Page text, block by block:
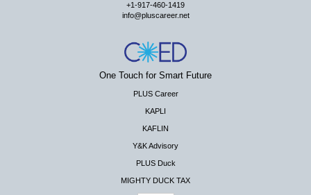
+1-917-460-1419
info@pluscareer.net
One Touch for Smart Future
PLUS Career
KAPLI
KAFLIN
Y&K Advisory
PLUS Duck
MIGHTY DUCK TAX